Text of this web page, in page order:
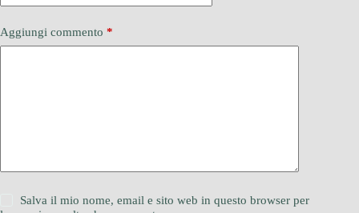
Aggiungi commento *
Salva il mio nome, email e sito web in questo browser per